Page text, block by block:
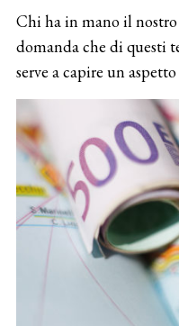
Chi ha in mano il
domanda che di questi
serve a capire un